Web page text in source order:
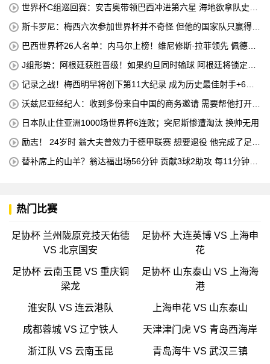
世界杯C组巡回赛：安吉奥带领巴西冲进第六星 海地欲拿队史首
斯卡罗尼：梅西六次参加世界杯并不奇怪 但他的国家队只赢得了
巴西世界杯26人名单：内马尔上榜！维尼修斯·拉菲领先 佩德罗
J组形势：阿根廷获胜晋级！如果约旦同时输球 阿根廷将锁定榜
记录之战！梅西明早将创下第11大纪录 成为历史最佳射手+6次
沃兹尼亚经纪人：收到多份来自中国的商务邀请 需要帮他打开中
日本队止住亚洲1000场世界杯6连败；突尼斯惨遭淘汰 换帅无用
励志！ 24岁时 翁大夫曾效力于德甲联赛 想要退役 他完成了足球
替补席上的山羊？翁达福出场56分钟 贡献3球2助攻 每11分钟参
热门比赛
足协杯 兰州陇原竞技天佑德
VS 北京国安
足协杯 大连英博 VS 上海申
花
足协杯 云南玉昆 VS 重庆铜
梁龙
足协杯 山东泰山 VS 上海海
港
淮安队 VS 连云港队 上海申花 VS 山东泰山
成都蓉城 VS 辽宁铁人 天津津门虎 VS 青岛西海岸
浙江队 VS 云南玉昆 青岛海牛 VS 武汉三镇